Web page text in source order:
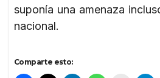
suponía una amenaza
nacional.
Comparte esto: